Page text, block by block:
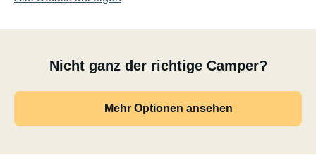
Nicht ganz der richtige Camper?
Mehr Optionen ansehen